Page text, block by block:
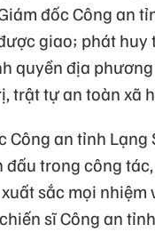
đốc Công an
giao; phát
quyền địa
trật tự an toàn xã
Công an tỉnh
trong công
sắc mọi
sĩ Công an